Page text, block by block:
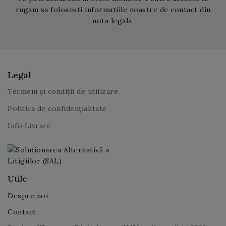
rugam sa folosesti informatiile noastre de contact din
nota legala.
Legal
Termeni și condiții de utilizare
Politica de confidențialitate
Info Livrare
Utile
Despre noi
Contact